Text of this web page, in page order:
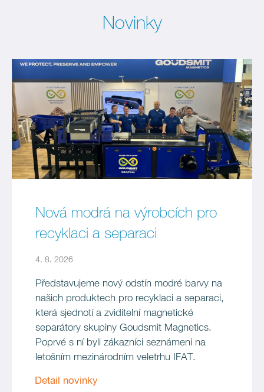
Novinky
Nová modrá na výrobcích pro
recyklaci a separaci
4. 8. 2026
Představujeme nový odstín modré barvy na
našich produktech pro recyklaci a separaci,
která sjednotí a zviditelní magnetické
separátory skupiny Goudsmit Magnetics.
Poprvé s ní byli zákazníci seznámeni na
letošním mezinárodním veletrhu IFAT.
Detail novinky